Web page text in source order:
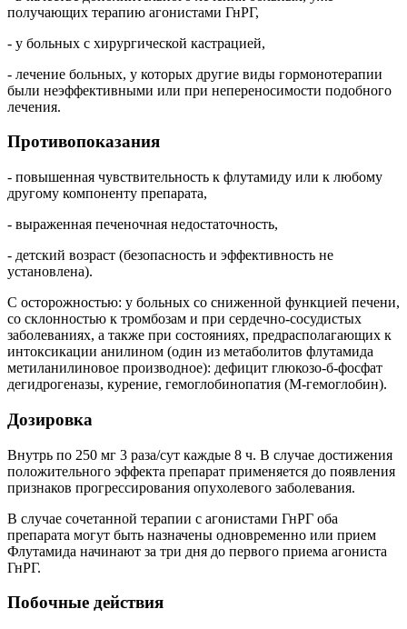
получающих терапию агонистами ГнРГ,
- у больных с хирургической кастрацией,
- лечение больных, у которых другие виды гормонотерапии
были неэффективными или при непереносимости подобного
лечения.
Противопоказания
- повышенная чувствительность к флутамиду или к любому
другому компоненту препарата,
- выраженная печеночная недостаточность,
- детский возраст (безопасность и эффективность не
установлена).
С осторожностью: у больных со сниженной функцией печени,
со склонностью к тромбозам и при сердечно-сосудистых
заболеваниях, а также при состояниях, предрасполагающих к
интоксикации анилином (один из метаболитов флутамида
метиланилиновое производное): дефицит глюкозо-б-фосфат
дегидрогеназы, курение, гемоглобинопатия (М-гемоглобин).
Дозировка
Внутрь по 250 мг 3 раза/сут каждые 8 ч. В случае достижения
положительного эффекта препарат применяется до появления
признаков прогрессирования опухолевого заболевания.
В случае сочетанной терапии с агонистами ГнРГ оба
препарата могут быть назначены одновременно или прием
Флутамида начинают за три дня до первого приема агониста
ГнРГ.
Побочные действия